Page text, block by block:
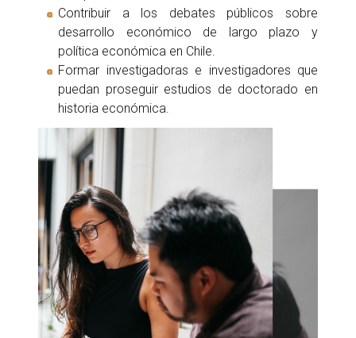
Contribuir a los debates públicos sobre
desarrollo económico de largo plazo y
política económica en Chile.
Formar investigadoras e investigadores que
puedan proseguir estudios de doctorado en
historia económica.